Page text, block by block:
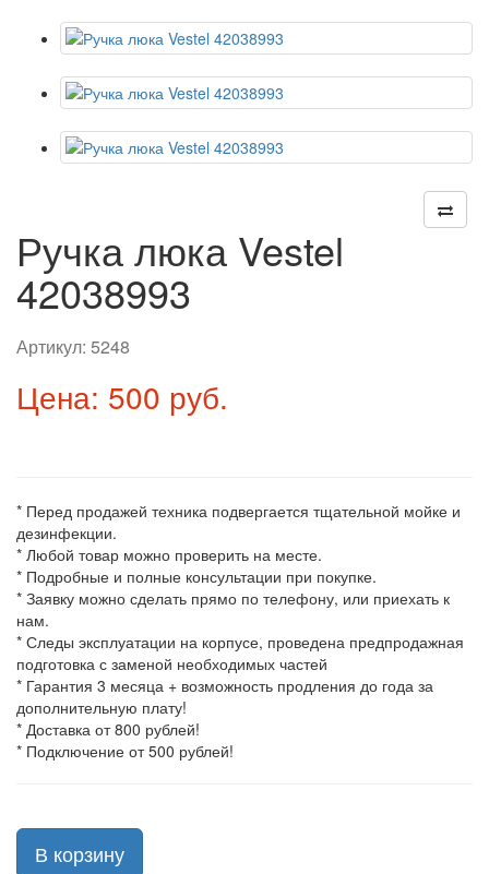
Ручка люка Vestel
42038993
Артикул: 5248
Цена: 500 руб.
* Перед продажей техника подвергается тщательной мойке и
дезинфекции.
* Любой товар можно проверить на месте.
* Подробные и полные консультации при покупке.
* Заявку можно сделать прямо по телефону, или приехать к
нам.
* Следы эксплуатации на корпусе, проведена предпродажная
подготовка с заменой необходимых частей
* Гарантия 3 месяца + возможность продления до года за
дополнительную плату!
* Доставка от 800 рублей!
* Подключение от 500 рублей!
В корзину